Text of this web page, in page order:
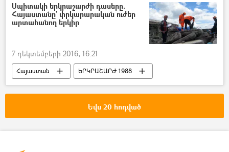
Սպիտակի երկրաշարժի դասերը.
Հայաստանը` փրկարարական ուժեր
արտահանող երկիր
7 դեկտեմբերի 2016, 16:21
Հայաստան
ԵՐԿՐԱՇԱՐԺ 1988
Սպիտակի երկրաշարժ 1988
Եվս 20 հոդված